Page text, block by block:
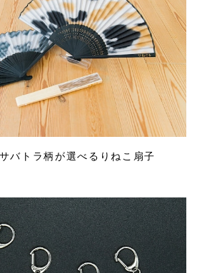
バトラ柄が選べるりねこ扇子